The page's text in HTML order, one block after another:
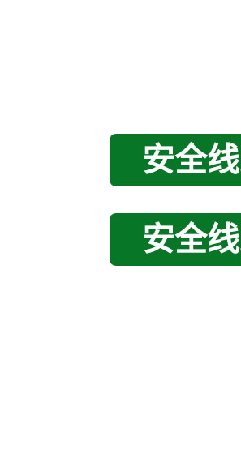
安全
安全